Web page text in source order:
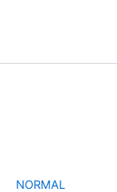
NORMAL